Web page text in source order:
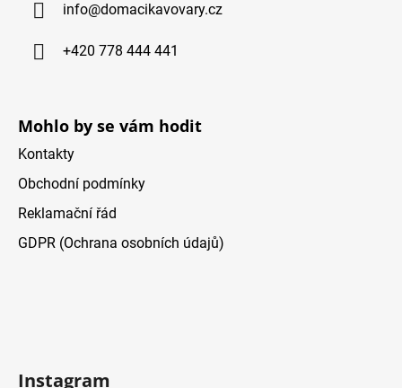
info@domacikavovary.cz
+420 778 444 441
Mohlo by se vám hodit
Kontakty
Obchodní podmínky
Reklamační řád
GDPR (Ochrana osobních údajů)
Instagram